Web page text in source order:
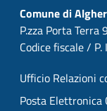
Comune di
P.zza Porta Terra
Codice fiscale /
Ufficio Relazioni
Posta Elettronica